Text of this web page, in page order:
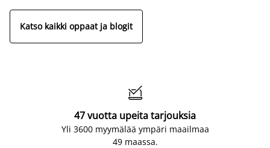
Katso kaikki oppaat ja blogit

47 vuotta upeita tarjouksia
Yli 3600 myymälää ympäri maailmaa
49 maassa.